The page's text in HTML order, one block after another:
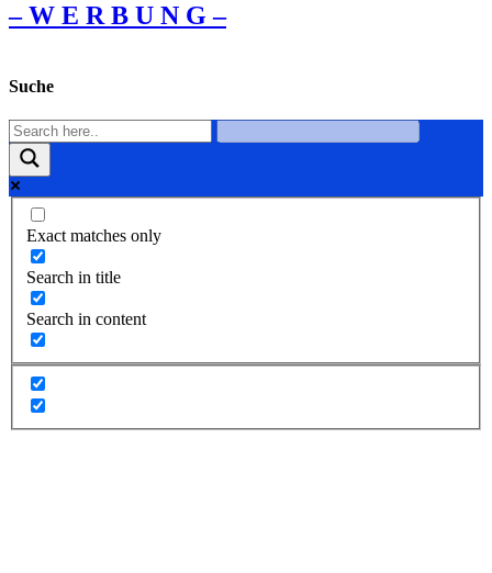
– W Ε R Β U Ν G –
Suche
Exact matches only
Search in title
Search in content